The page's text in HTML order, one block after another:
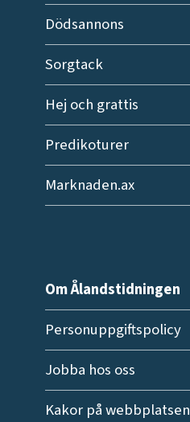
Dödsannons
Sorgtack
Hej och grattis
Predikoturer
Marknaden.ax
Om Ålandstidningen
Personuppgiftspolicy
Jobba hos oss
Kakor på webbplatsen